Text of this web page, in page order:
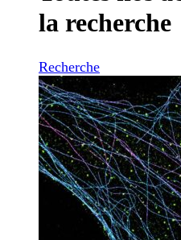
la recherche
Recherche